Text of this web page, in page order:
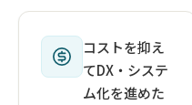
コストを抑え
てDX・システ
ム化を進めた